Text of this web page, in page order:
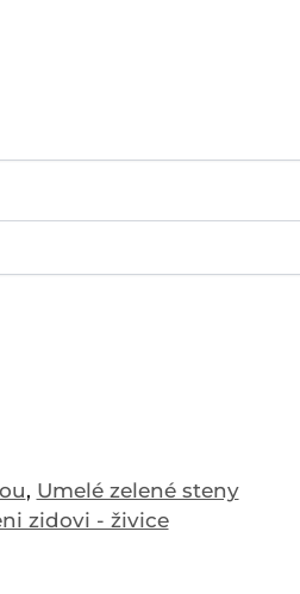
, Umelé zelené steny
zidovi - živice